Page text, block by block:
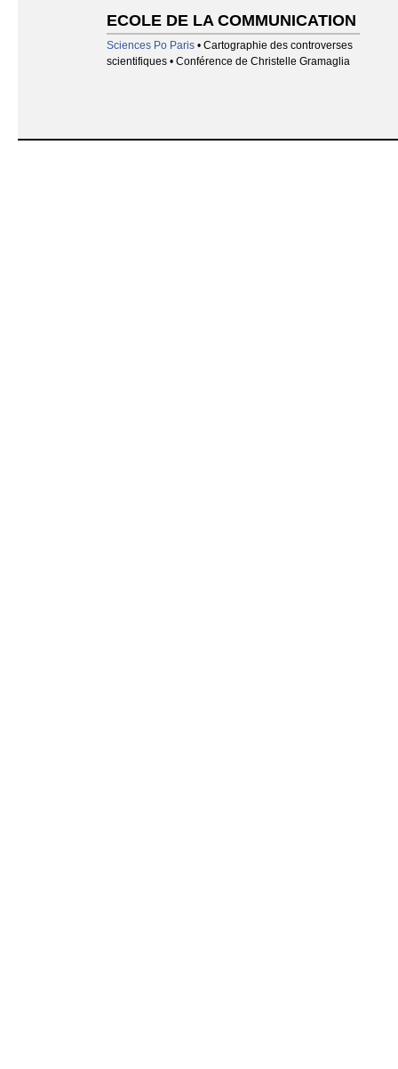
ECOLE DE LA COMMUNICATION
Sciences Po Paris • Cartographie des controverses
scientifiques • Conférence de Christelle Gramaglia